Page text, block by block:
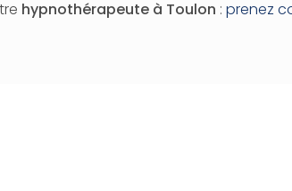
hypnothérapeute à Toulon : prenez